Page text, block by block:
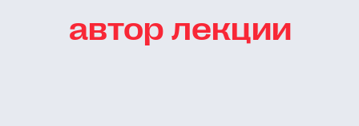
автор лекции